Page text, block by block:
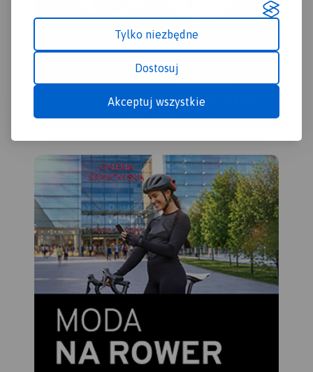
Tylko niezbędne
Dostosuj
Akceptuj wszystkie
zwierzęcym oraz licznymi
zabytkami historii i kultury.
piesze i rowerowe wycieczki.
treścią turystyczną
zaprezentowano
2023